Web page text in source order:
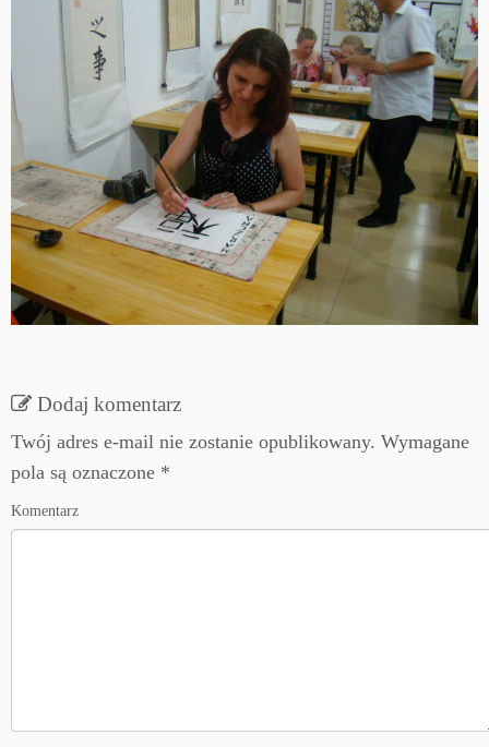
Dodaj komentarz
Twój adres e-mail nie zostanie opublikowany. Wymagane
pola są oznaczone *
Komentarz